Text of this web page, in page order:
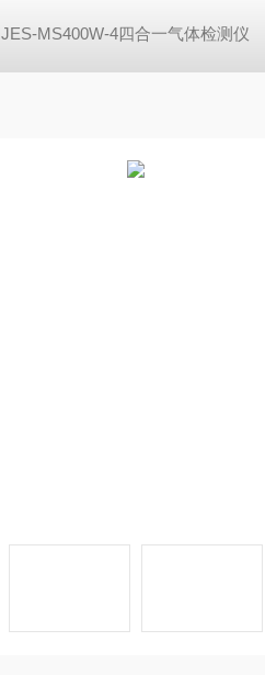
JES-MS400W-4四合一气体检测仪